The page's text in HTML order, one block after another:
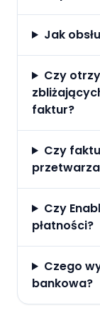
Jak
Czy
faktur?
Czy
Czy
płatności?
Czego
bankowa?